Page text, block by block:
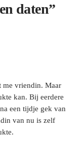
daten”
me vriendin. Maar
kan. Bij eerdere
een tijdje gek van
van nu is zelf